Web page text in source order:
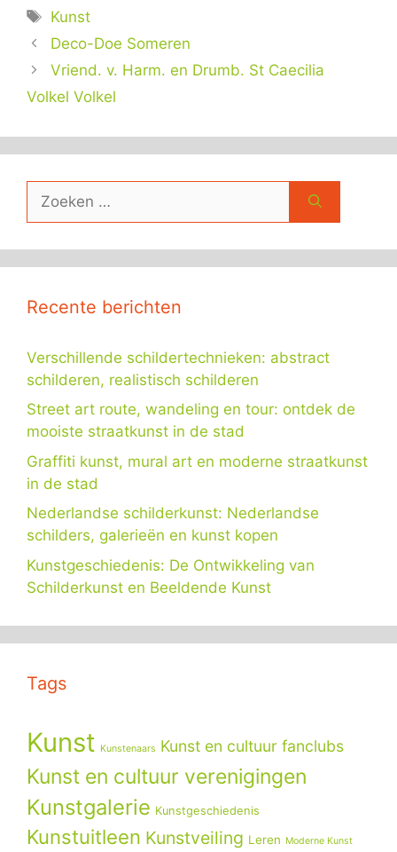
Tags
Kunst
Deco-Doe Someren
Vriend. v. Harm. en Drumb. St Caecilia
Volkel Volkel
naar:
Recente berichten
Verschillende schildertechnieken: abstract
schilderen, realistisch schilderen
Street art route, wandeling en tour: ontdek de
mooiste straatkunst in de stad
Graffiti kunst, mural art en moderne straatkunst
in de stad
Nederlandse schilderkunst: Nederlandse
schilders, galerieën en kunst kopen
Kunstgeschiedenis: De Ontwikkeling van
Schilderkunst en Beeldende Kunst
Tags
Kunst Kunstenaars Kunst en cultuur fanclubs
Kunst en cultuur verenigingen
Kunstgalerie Kunstgeschiedenis
Kunstuitleen Kunstveiling Leren Moderne Kunst